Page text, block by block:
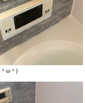
＾ω＾)